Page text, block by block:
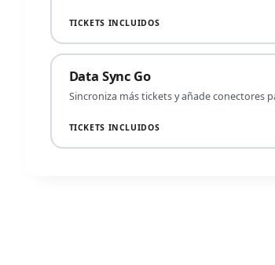
TICKETS INCLUIDOS
Data Sync Go
Sincroniza más tickets y añade conectores
TICKETS INCLUIDOS